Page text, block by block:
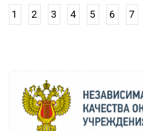
1 2 3 4 5 6 7